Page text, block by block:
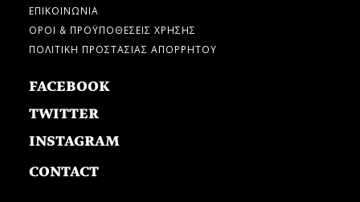
ΕΠΙΚΟΙΝΩΝΙΑ
ΟΡΟΙ & ΠΡΟΫΠΟΘΕΣΕΙΣ ΧΡΗΣΗΣ
ΠΟΛΙΤΙΚΗ ΠΡΟΣΤΑΣΙΑΣ ΑΠΟΡΡΗΤΟΥ
FACEBOOK
TWITTER
INSTAGRAM
CONTACT